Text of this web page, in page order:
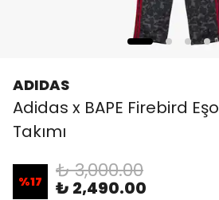
ADIDAS
Adidas x BAPE Firebird
Takımı
%17 ₺ 3,000.00
₺ 2,490.00